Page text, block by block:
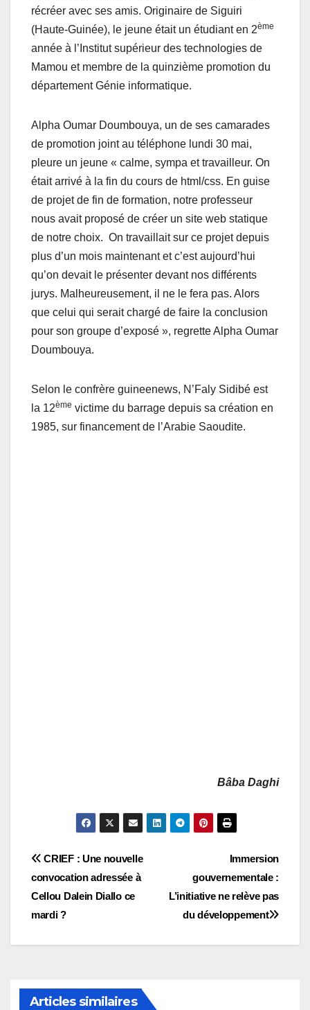
récréer avec ses amis. Originaire de Siguiri
(Haute-Guinée), le jeune était un étudiant en 2ème
année à l’Institut supérieur des technologies de
Mamou et membre de la quinzième promotion du
département Génie informatique.
Alpha Oumar Doumbouya, un de ses camarades
de promotion joint au téléphone lundi 30 mai,
pleure un jeune « calme, sympa et travailleur. On
était arrivé à la fin du cours de html/css. En guise
de projet de fin de formation, notre professeur
nous avait proposé de créer un site web statique
de notre choix. On travaillait sur ce projet depuis
plus d’un mois maintenant et c’est aujourd’hui
qu’on devait le présenter devant nos différents
jurys. Malheureusement, il ne le fera pas. Alors
que celui qui serait chargé de faire la conclusion
pour son groupe d’exposé », regrette Alpha Oumar
Doumbouya.
Selon le confrère guineenews, N’Faly Sidibé est
la 12ème victime du barrage depuis sa création en
1985, sur financement de l’Arabie Saoudite.
Bâba Daghi
Navigation
de
l’article
Immersion
gouvernementale :
L’initiative ne relève pas
du développement
CRIEF : Une nouvelle
convocation adressée à
Cellou Dalein Diallo ce
mardi ?
Articles similaires